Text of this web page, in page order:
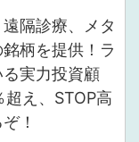
隔診療、メタ
柄を提供！ラ
実力投資顧
え、STOP高
！